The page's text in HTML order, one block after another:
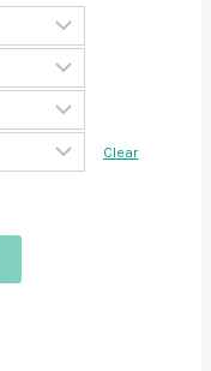
Clear